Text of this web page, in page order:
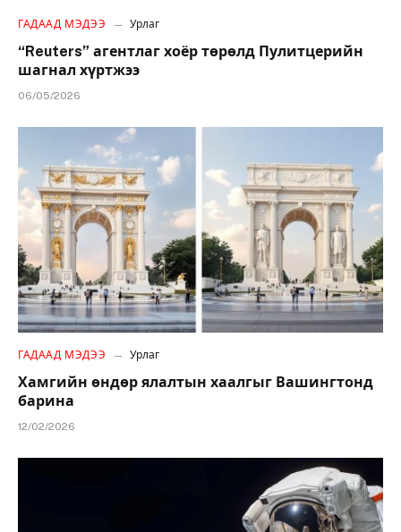
ГАДААД МЭДЭЭ Урлаг
“Reuters” агентлаг хоёр төрөлд Пулитцерийн
шагнал хүртжээ
06/05/2026
ГАДААД МЭДЭЭ Урлаг
Хамгийн өндөр ялалтын хаалгыг Вашингтонд
барина
12/02/2026